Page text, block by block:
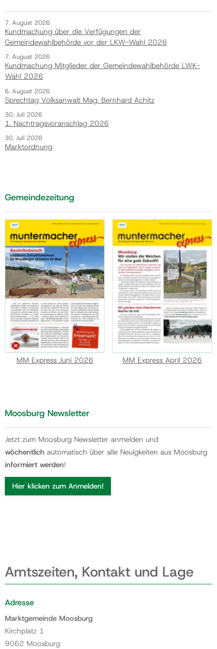
7. August 2026
Kundmachung über die Verfügungen der
Gemeindewahlbehörde vor der LKW-Wahl 2026
7. August 2026
Kundmachung Mitglieder der Gemeindewahlbehörde LWK-
Wahl 2026
6. August 2026
Sprechtag Volksanwalt Mag. Bernhard Achitz
30. Juli 2026
1. Nachtragsvoranschlag 2026
30. Juli 2026
Marktordnung
Gemeindezeitung
MM Express Juni 2026 MM Express April 2026
Moosburg Newsletter
Jetzt zum Moosburg Newsletter anmelden und
wöchentlich automatisch über alle Neuigkeiten aus Moosburg
informiert werden!
Hier klicken zum Anmelden!
Amtszeiten, Kontakt und Lage
Adresse
Marktgemeinde Moosburg
Kirchplatz 1
9062 Moosburg